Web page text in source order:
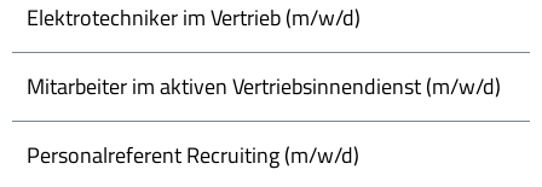
Elektrotechniker im Vertrieb (m/w/d)
Mitarbeiter im aktiven Vertriebsinnendienst (m/w/d)
Personalreferent Recruiting (m/w/d)